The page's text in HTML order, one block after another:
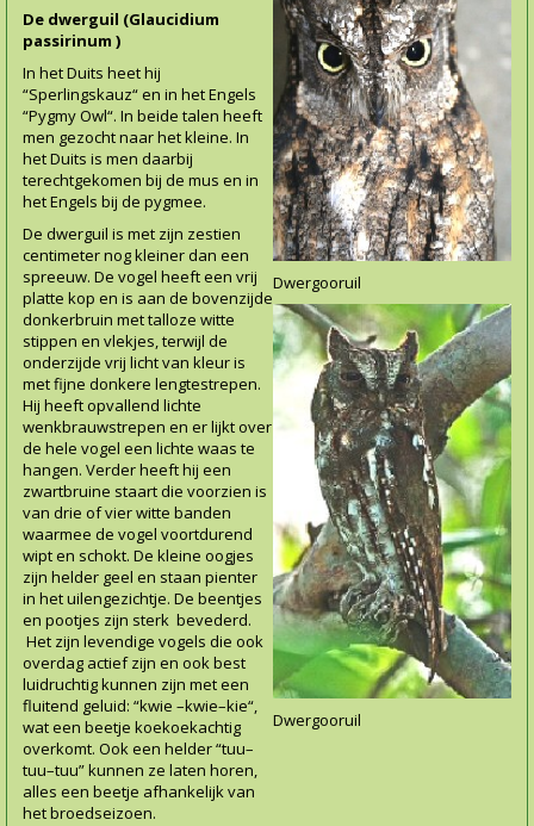
De dwerguil (Glaucidium
passirinum )
In het Duits heet hij
“Sperlingskauz“ en in het Engels
“Pygmy Owl“. In beide talen heeft
men gezocht naar het kleine. In
het Duits is men daarbij
terechtgekomen bij de mus en in
het Engels bij de pygmee.
De dwerguil is met zijn zestien
centimeter nog kleiner dan een
spreeuw. De vogel heeft een vrij
platte kop en is aan de bovenzijde
donkerbruin met talloze witte
stippen en vlekjes, terwijl de
onderzijde vrij licht van kleur is
met fijne donkere lengtestrepen.
Hij heeft opvallend lichte
wenkbrauwstrepen en er lijkt over
de hele vogel een lichte waas te
hangen. Verder heeft hij een
zwartbruine staart die voorzien is
van drie of vier witte banden
waarmee de vogel voortdurend
wipt en schokt. De kleine oogjes
zijn helder geel en staan pienter
in het uilengezichtje. De beentjes
en pootjes zijn sterk bevederd.
Het zijn levendige vogels die ook
overdag actief zijn en ook best
luidruchtig kunnen zijn met een
fluitend geluid: “kwie –kwie–kie“,
wat een beetje koekoekachtig
overkomt. Ook een helder “tuu–
tuu–tuu” kunnen ze laten horen,
alles een beetje afhankelijk van
het broedseizoen.
Dwergooruil
Dwergooruil